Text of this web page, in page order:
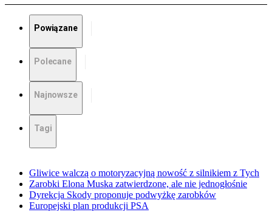
Powiązane
Polecane
Najnowsze
Tagi
Gliwice walczą o motoryzacyjną nowość z silnikiem z Tych
Zarobki Elona Muska zatwierdzone, ale nie jednogłośnie
Dyrekcja Skody proponuje podwyżkę zarobków
Europejski plan produkcji PSA